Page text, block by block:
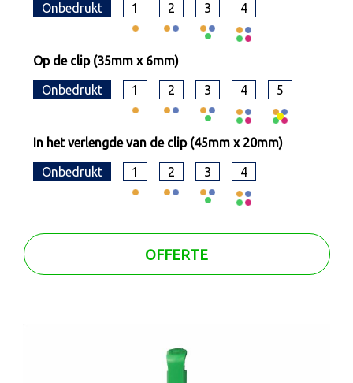
Onbedrukt 1 2 3 4
Op de clip (35mm x 6mm)
Onbedrukt 1 2 3 4 5
In het verlengde van de clip (45mm x 20mm)
Onbedrukt 1 2 3 4
OFFERTE